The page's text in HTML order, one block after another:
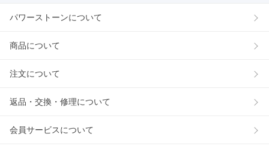
パワーストーンについて
商品について
注文について
返品・交換・修理について
会員サービスについて